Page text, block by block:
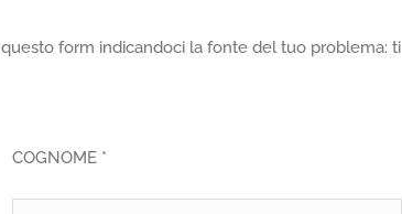
form indicandoci la fonte del tuo problema: ti
COGNOME *